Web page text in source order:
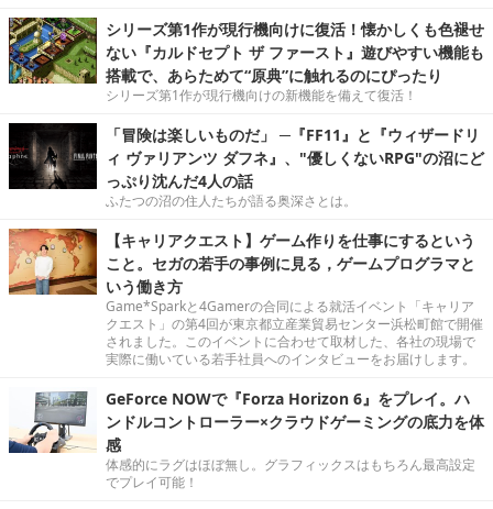
シリーズ第1作が現行機向けに復活！懐かしくも色褪せ
ない『カルドセプト ザ ファースト』遊びやすい機能も
搭載で、あらためて“原典”に触れるのにぴったり
シリーズ第1作が現行機向けの新機能を備えて復活！
「冒険は楽しいものだ」 ─『FF11』と『ウィザードリ
ィ ヴァリアンツ ダフネ』、"優しくないRPG"の沼にど
っぷり沈んだ4人の話
ふたつの沼の住人たちが語る奥深さとは。
【キャリアクエスト】ゲーム作りを仕事にするという
こと。セガの若手の事例に見る，ゲームプログラマと
いう働き方
Game*Sparkと4Gamerの合同による就活イベント「キャリア
クエスト」の第4回が東京都立産業貿易センター浜松町館で開催
されました。このイベントに合わせて取材した、各社の現場で
実際に働いている若手社員へのインタビューをお届けします。
GeForce NOWで『Forza Horizon 6』をプレイ。ハ
ンドルコントローラー×クラウドゲーミングの底力を体
感
体感的にラグはほぼ無し。グラフィックスはもちろん最高設定
でプレイ可能！